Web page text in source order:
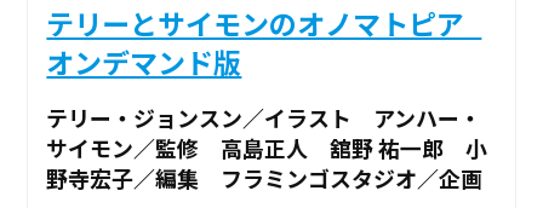
テリーとサイモンのオノマトピア_
オンデマンド版
テリー・ジョンスン／イラスト アンハー・
サイモン／監修 高島正人 舘野 祐一郎 小
野寺宏子／編集 フラミンゴスタジオ／企画